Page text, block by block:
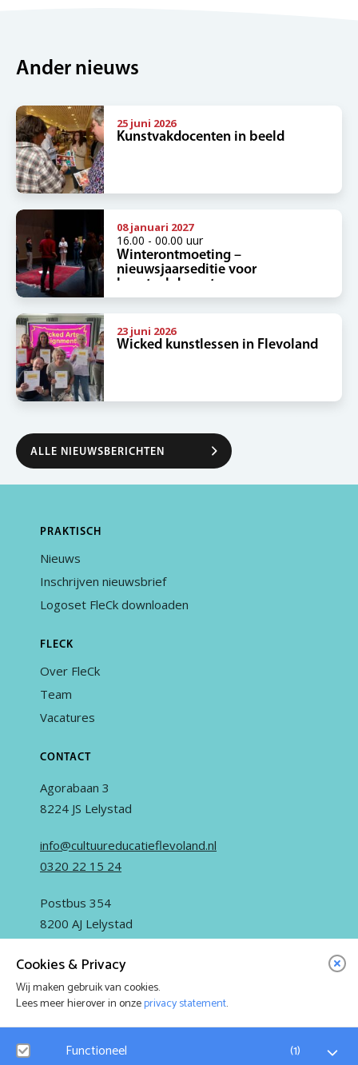
Cookies & Privacy
Wij maken gebruik van cookies.
Lees meer hierover in onzeprivacy statement.
Functioneel (1)
Ander nieuws
25 juni 2026
Kunstvakdocenten in beeld
08 januari 2027
16.00 - 00.00 uur
Winterontmoeting –
nieuwsjaarseditie voor
kunstvakdocenten
23 juni 2026
Wicked kunstlessen in Flevoland
ALLE NIEUWSBERICHTEN
PRAKTISCH
Nieuws
Inschrijven nieuwsbrief
Logoset FleCk downloaden
FLECK
Over FleCk
Team
Vacatures
CONTACT
Agorabaan 3
8224 JS Lelystad
info@cultuureducatieflevoland.nl
0320 22 15 24
Postbus 354
8200 AJ Lelystad
IN OPDRACHT VAN